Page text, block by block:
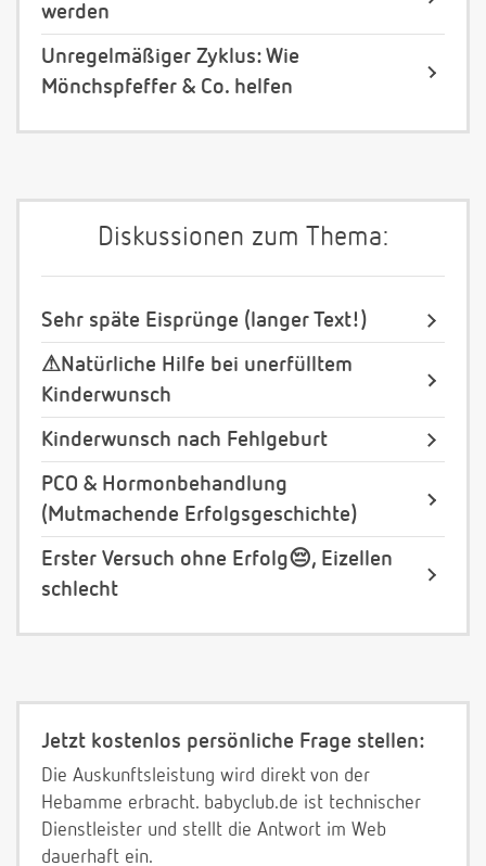
werden
Unregelmäßiger Zyklus: Wie
Mönchspfeffer & Co. helfen
Diskussionen zum Thema:
Sehr späte Eisprünge (langer Text!)
⚠Natürliche Hilfe bei unerfülltem
Kinderwunsch
Kinderwunsch nach Fehlgeburt
PCO & Hormonbehandlung
(Mutmachende Erfolgsgeschichte)
Erster Versuch ohne Erfolg😔, Eizellen
schlecht
Jetzt kostenlos persönliche Frage stellen:
Die Auskunftsleistung wird direkt von der
Hebamme erbracht. babyclub.de ist technischer
Dienstleister und stellt die Antwort im Web
dauerhaft ein.